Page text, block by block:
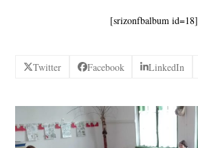
[srizonfbalbum id=18]
Twitter Facebook LinkedIn